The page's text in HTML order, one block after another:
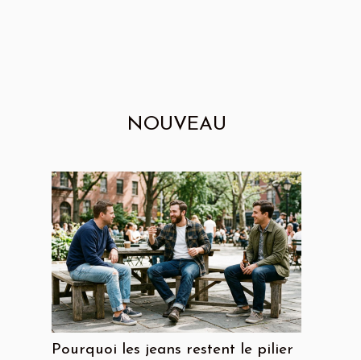
NOUVEAU
Pourquoi les jeans restent le pilier